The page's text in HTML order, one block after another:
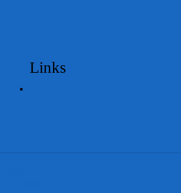
Links